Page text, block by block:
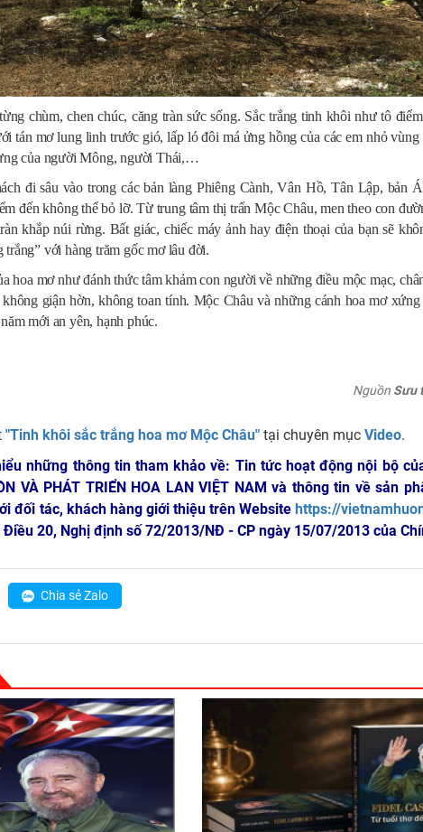
chùm, chen chúc, căng tràn sức sống. Sắc trắng tinh khôi như tô
tán mơ lung linh trước gió, lấp ló đôi má ửng hồng của các em nhỏ vùng
của người Mông, người Thái,…
đi sâu vào trong các bản làng Phiêng Cành, Vân Hồ, Tân Lập, bản
đến không thể bỏ lỡ. Từ trung tâm thị trấn Mộc Châu, men theo con
khắp núi rừng. Bất giác, chiếc máy ảnh hay điện thoại của bạn sẽ
với hàng trăm gốc mơ lâu đời.
hoa mơ như đánh thức tâm khảm con người về những điều mộc mạc,
giận hờn, không toan tính. Mộc Châu và những cánh hoa mơ
mới an yên, hạnh phúc.
Nguồn Sưu
"Tinh khôi sắc trắng hoa mơ Mộc Châu" tại chuyên mục Video.
những thông tin tham khảo về: Tin tức hoạt động nội bộ
VÀ PHÁT TRIỂN HOA LAN VIỆT NAM và thông tin về sản
đối tác, khách hàng giới thiệu trên Website https://
20, Nghị định số 72/2013/NĐ - CP ngày 15/07/2013 của
Chia sẻ Zalo